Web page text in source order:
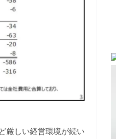
厳しい経営環境が続い